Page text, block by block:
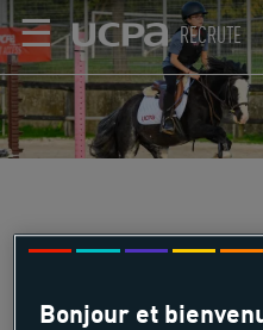
☰ RECRUTE
CENTRE
Bonjour et